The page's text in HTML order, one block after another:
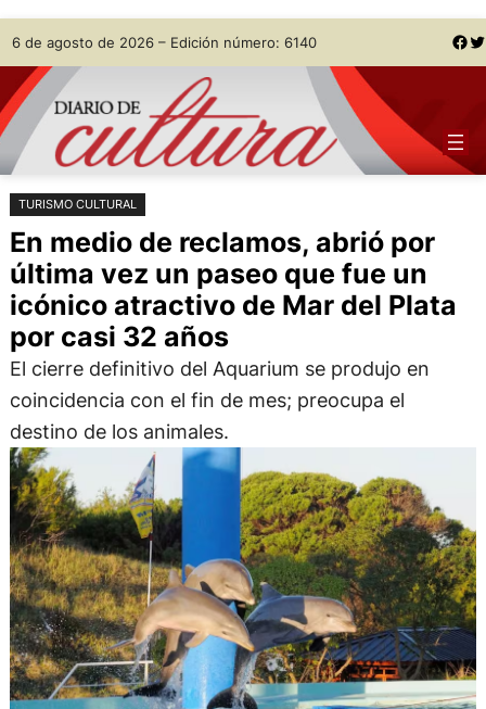
Saltar
al
contenido
Skip
to
content
6 de agosto de 2026 – Edición número: 6140 Facebook Twitter
TURISMO CULTURAL
En medio de reclamos, abrió por
última vez un paseo que fue un
icónico atractivo de Mar del Plata
por casi 32 años
El cierre definitivo del Aquarium se produjo en
coincidencia con el fin de mes; preocupa el
destino de los animales.